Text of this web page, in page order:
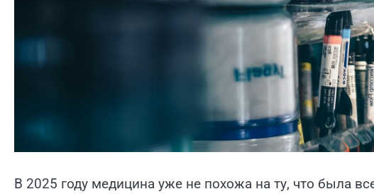
В 2025 году медицина уже не похожа на ту, что была